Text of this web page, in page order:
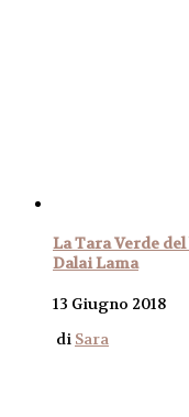
La Tara Verde
Dalai Lama
13 Giugno 2018
di Sara